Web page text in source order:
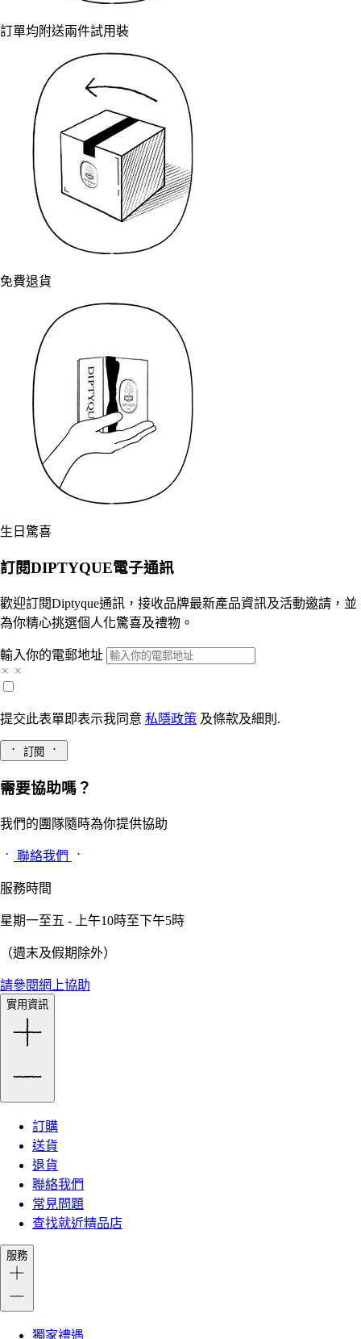
訂單均附送兩件試用裝
免費退貨
生日驚喜
訂閱DIPTYQUE電子通訊
歡迎訂閱Diptyque通訊，接收品牌最新產品資訊及活動邀請，並
為你精心挑選個人化驚喜及禮物。
輸入你的電郵地址
提交此表單即表示我同意 私隱政策 及條款及細則.
訂閱
需要協助嗎？
我們的團隊隨時為你提供協助
聯絡我們
服務時間
星期一至五 - 上午10時至下午5時
（週末及假期除外）
請參閱網上協助
實用資訊
訂購
送貨
退貨
聯絡我們
常見問題
查找就近精品店
服務
獨家禮遇